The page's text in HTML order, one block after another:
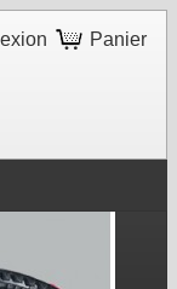
Panier